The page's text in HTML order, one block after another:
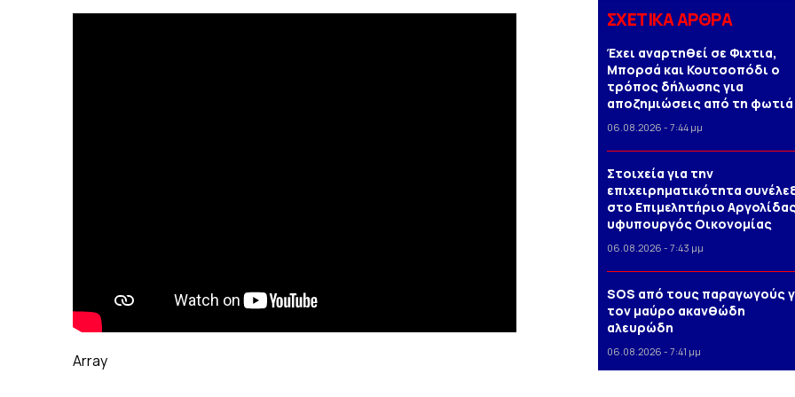
Array
ΣΧΕΤΙΚΑ ΑΡΘΡΑ
Έχει αναρτηθεί σε Φιχτια,
Μπορσά και Κουτσοπόδι ο
τρόπος δήλωσης για
αποζημιώσεις από τη φωτιά
06.08.2026 - 7:44 μμ
Στοιχεία για την
επιχειρηματικότητα
στο Επιμελητήριο
υφυπουργός Οικονομίας
06.08.2026 - 7:43 μμ
SOS από τους παραγωγούς
τον μαύρο ακανθώδη
αλευρώδη
06.08.2026 - 7:41 μμ